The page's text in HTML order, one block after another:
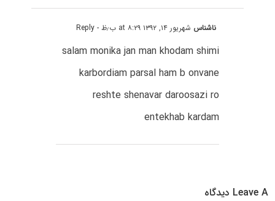
ناشناس شهریور ۱۴, ۱۳۹۲ at ۸:۲۹ ب٫ظ - Reply
salam monika jan man khodam shimi
karbordiam parsal ham b onvane
reshte shenavar daroosazi ro
entekhab kardam
Leave A دیدگاه